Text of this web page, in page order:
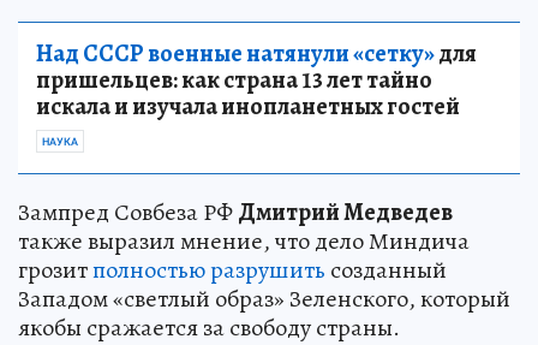
Над СССР военные натянули «сетку»для
пришельцев: как страна 13 лет тайно
искала и изучала инопланетных гостей
НАУКА
Зампред Совбеза РФДмитрий Медведев
также выразил мнение, что дело Миндича
грозитполностью разрушить созданный
Западом «светлый образ» Зеленского, который
якобы сражается за свободу страны.